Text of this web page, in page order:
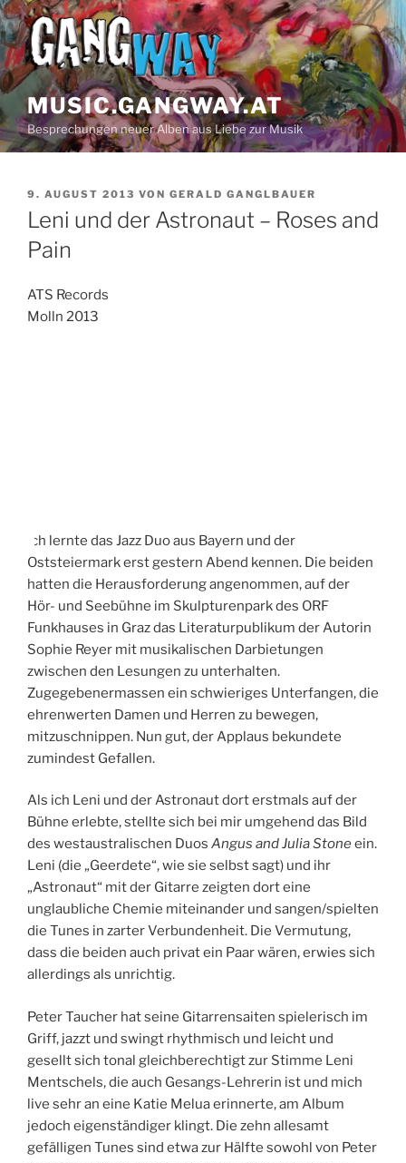
Z
u
m
I
n
h
a
MUSIC.GANGWAY.AT
Besprechungen neuer Alben aus Liebe zur Musik
V
E
R
Ö
F
E
N
T
9. AUGUST 2013 VON GERALD GANGLBAUER
Leni und der Astronaut – Roses and
Pain
ATS Records
Molln 2013
Ich lernte das Jazz Duo aus Bayern und der
Oststeiermark erst gestern Abend kennen. Die beiden
hatten die Herausforderung angenommen, auf der
Hör- und Seebühne im Skulpturenpark des ORF
Funkhauses in Graz das Literaturpublikum der Autorin
Sophie Reyer mit musikalischen Darbietungen
zwischen den Lesungen zu unterhalten.
Zugegebenermassen ein schwieriges Unterfangen, die
ehrenwerten Damen und Herren zu bewegen,
mitzuschnippen. Nun gut, der Applaus bekundete
zumindest Gefallen.
Als ich Leni und der Astronaut dort erstmals auf der
Bühne erlebte, stellte sich bei mir umgehend das Bild
des westaustralischen Duos Angus and Julia Stoneein.
Leni (die „Geerdete“, wie sie selbst sagt) und ihr
„Astronaut“ mit der Gitarre zeigten dort eine
unglaubliche Chemie miteinander und sangen/spielten
die Tunes in zarter Verbundenheit. Die Vermutung,
dass die beiden auch privat ein Paar wären, erwies sich
allerdings als unrichtig.
Peter Taucher hat seine Gitarrensaiten spielerisch im
Griff, jazzt und swingt rhythmisch und leicht und
gesellt sich tonal gleichberechtigt zur Stimme Leni
Mentschels, die auch Gesangs-Lehrerin ist und mich
live sehr an eine Katie Melua erinnerte, am Album
jedoch eigenständiger klingt. Die zehn allesamt
gefälligen Tunes sind etwa zur Hälfte sowohl von Peter